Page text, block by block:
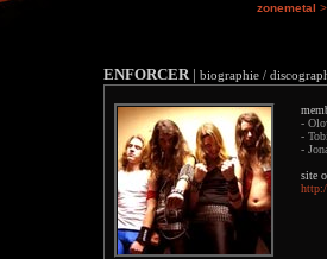
zonemetal >
ENFORCER| biographie /
-
-
-
site